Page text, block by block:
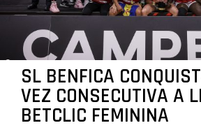
SL BENFICA
VEZ CONSECUTIVA A
BETCLIC FEMININA